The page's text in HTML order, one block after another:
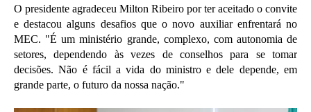
O presidente agradeceu Milton Ribeiro por ter aceitado o convite
e destacou alguns desafios que o novo auxiliar enfrentará no
MEC. "É um ministério grande, complexo, com autonomia de
setores, dependendo às vezes de conselhos para se tomar
decisões. Não é fácil a vida do ministro e dele depende, em
grande parte, o futuro da nossa nação."